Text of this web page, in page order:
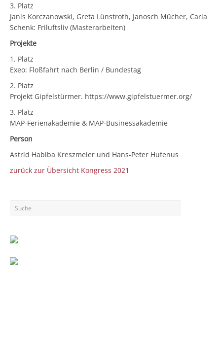
3. Platz
Janis Korczanowski, Greta Lünstroth, Janosch Mücher, Carla
Schenk: Friluftsliv (Masterarbeiten)
Projekte
1. Platz
Exeo: Floßfahrt nach Berlin / Bundestag
2. Platz
Projekt Gipfelstürmer. https://www.gipfelstuermer.org/
3. Platz
MAP-Ferienakademie & MAP-Businessakademie
Person
Astrid Habiba Kreszmeier und Hans-Peter Hufenus
zurück zur Übersicht Kongress 2021